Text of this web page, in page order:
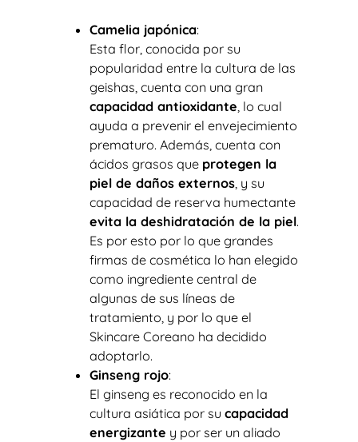
Camelia japónica:
Esta flor, conocida por su
popularidad entre la cultura de las
geishas, cuenta con una gran
capacidad antioxidante , lo cual
ayuda a prevenir el envejecimiento
prematuro. Además, cuenta con
ácidos grasos que protegen la
piel de daños externos , y su
capacidad de reserva humectante
evita la deshidratación de la piel.
Es por esto por lo que grandes
firmas de cosmética lo han elegido
como ingrediente central de
algunas de sus líneas de
tratamiento, y por lo que el
Skincare Coreano ha decidido
adoptarlo.
Ginseng rojo:
El ginseng es reconocido en la
cultura asiática por su capacidad
energizante y por ser un aliado